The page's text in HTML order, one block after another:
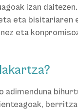
izan
eta bisitariaren
eta
adimenduna